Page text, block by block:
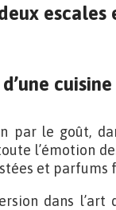
escales
par le goût,
l’émotion
et parfums
dans